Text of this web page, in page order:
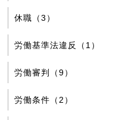
休職（3）
労働基準法違反（1）
労働審判（9）
労働条件（2）